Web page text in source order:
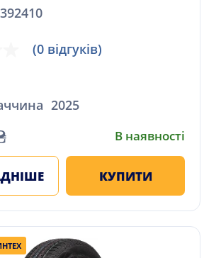
(0 відгуків)
2025
В наявності
КУПИТИ